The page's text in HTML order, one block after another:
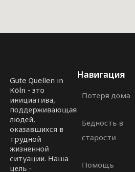
Gute Quellen in
Köln - это
инициатива,
поддерживающая
людей,
оказавшихся в
трудной
жизненной
ситуации. Наша
цель -
Навигация
Потеря дома
Бедность в
старости
Помощь